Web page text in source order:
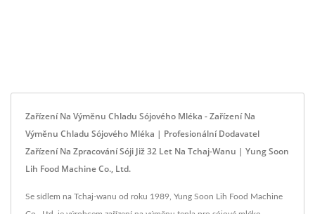
Zařízení Na Výměnu Chladu Sójového Mléka - Zařízení Na
Výměnu Chladu Sójového Mléka | Profesionální Dodavatel
Zařízení Na Zpracování Sóji Již 32 Let Na Tchaj-Wanu | Yung Soon
Lih Food Machine Co., Ltd.
Se sídlem na Tchaj-wanu od roku 1989, Yung Soon Lih Food Machine